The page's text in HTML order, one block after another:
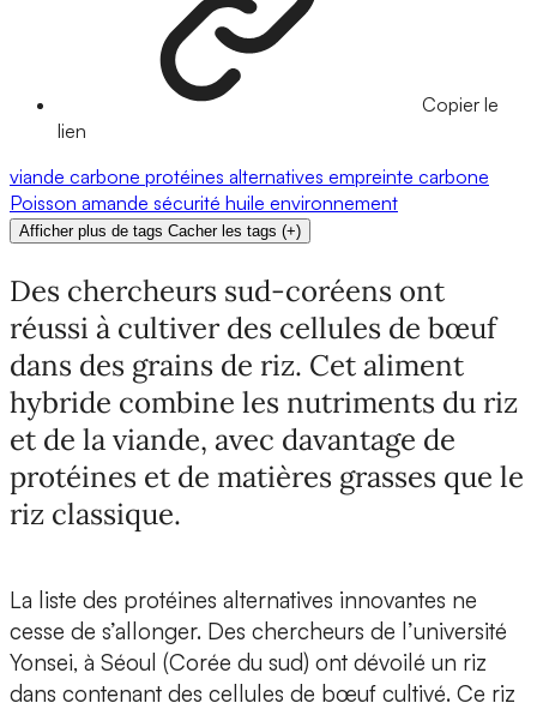
Copier le
lien
viande carbone protéines alternatives empreinte carbone
Poisson amande sécurité huile environnement
Afficher plus de tags Cacher les tags (+)
Des chercheurs sud-coréens ont
réussi à cultiver des cellules de bœuf
dans des grains de riz. Cet aliment
hybride combine les nutriments du riz
et de la viande, avec davantage de
protéines et de matières grasses que le
riz classique.
La liste des protéines alternatives innovantes ne
cesse de s’allonger. Des chercheurs de l’université
Yonsei, à Séoul (Corée du sud) ont dévoilé un riz
dans contenant des cellules de bœuf cultivé. Ce riz